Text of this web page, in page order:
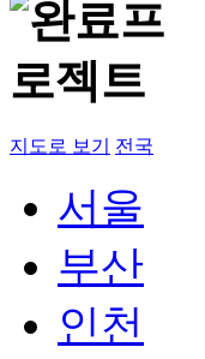
지도로 보기 전국
서울
부산
인천